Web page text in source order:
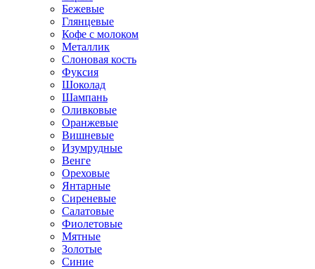
Бежевые
Глянцевые
Кофе с молоком
Металлик
Слоновая кость
Фуксия
Шоколад
Шампань
Оливковые
Оранжевые
Вишневые
Изумрудные
Венге
Ореховые
Янтарные
Сиреневые
Салатовые
Фиолетовые
Мятные
Золотые
Синие